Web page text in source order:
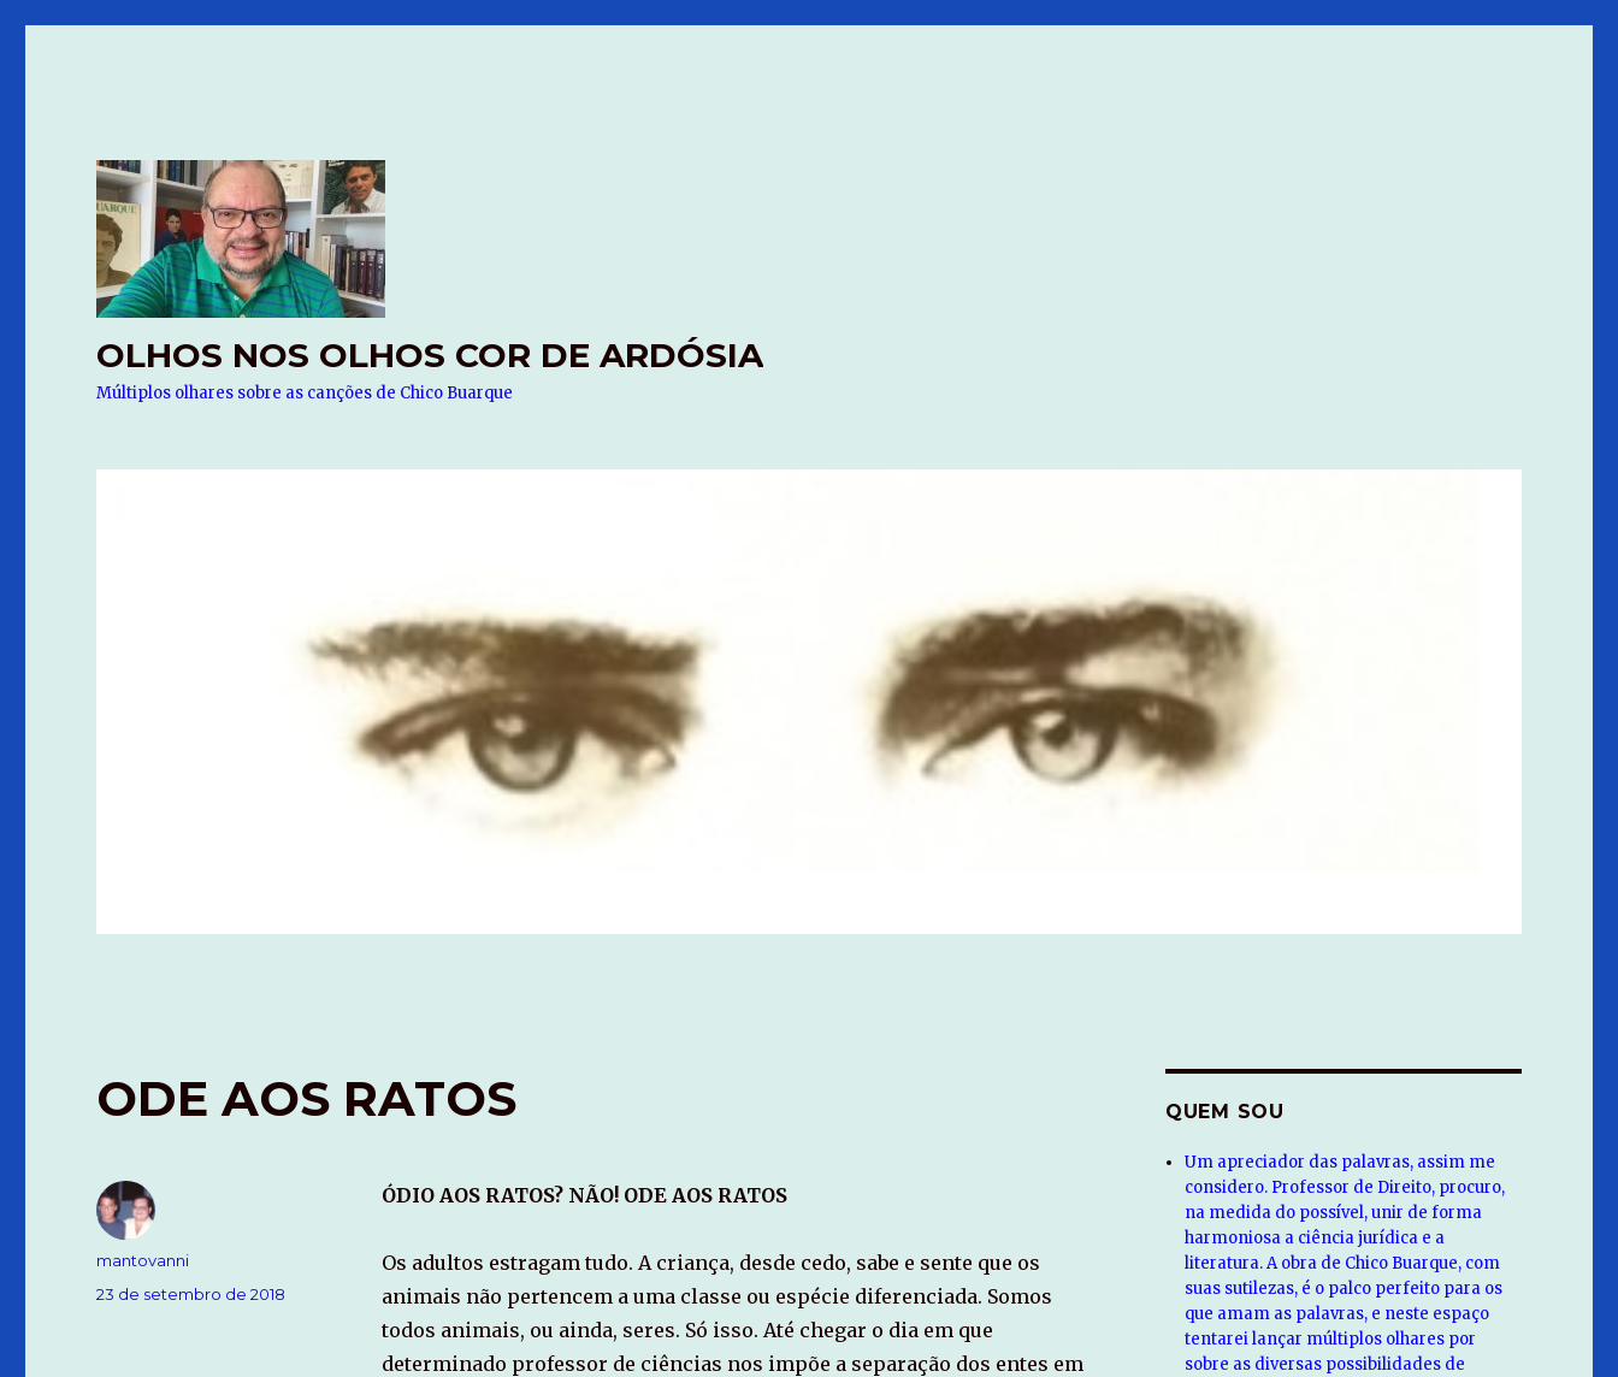
OLHOS NOS OLHOS COR DE ARDÓSIA
Múltiplos olhares sobre as canções de Chico Buarque
ODE AOS RATOS
ÓDIO AOS RATOS? NÃO! ODE AOS RATOS
Os adultos estragam tudo. A criança, desde cedo, sabe e sente que os
animais não pertencem a uma classe ou espécie diferenciada. Somos
todos animais, ou ainda, seres. Só isso. Até chegar o dia em que
determinado professor de ciências nos impõe a separação dos entes em
Autor
mantovanni
Publicado
23 de setembro de 2018
QUEM SOU
Um apreciador das palavras, assim me
considero. Professor de Direito, procuro,
na medida do possível, unir de forma
harmoniosa a ciência jurídica e a
literatura. A obra de Chico Buarque, com
suas sutilezas, é o palco perfeito para os
que amam as palavras, e neste espaço
tentarei lançar múltiplos olhares por
sobre as diversas possibilidades de